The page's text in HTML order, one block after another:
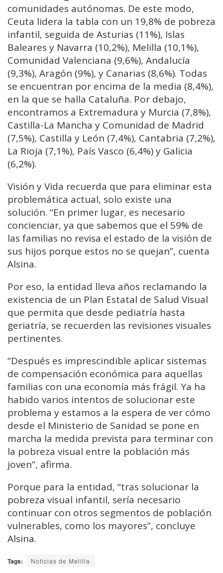
comunidades autónomas. De este modo,
Ceuta lidera la tabla con un 19,8% de pobreza
infantil, seguida de Asturias (11%), Islas
Baleares y Navarra (10,2%), Melilla (10,1%),
Comunidad Valenciana (9,6%), Andalucía
(9,3%), Aragón (9%), y Canarias (8,6%). Todas
se encuentran por encima de la media (8,4%),
en la que se halla Cataluña. Por debajo,
encontramos a Extremadura y Murcia (7,8%),
Castilla-La Mancha y Comunidad de Madrid
(7,5%), Castilla y León (7,4%), Cantabria (7,2%),
La Rioja (7,1%), País Vasco (6,4%) y Galicia
(6,2%).
Visión y Vida recuerda que para eliminar esta
problemática actual, solo existe una
solución. “En primer lugar, es necesario
concienciar, ya que sabemos que el 59% de
las familias no revisa el estado de la visión de
sus hijos porque estos no se quejan”, cuenta
Alsina.
Por eso, la entidad lleva años reclamando la
existencia de un Plan Estatal de Salud Visual
que permita que desde pediatría hasta
geriatría, se recuerden las revisiones visuales
pertinentes.
“Después es imprescindible aplicar sistemas
de compensación económica para aquellas
familias con una economía más frágil. Ya ha
habido varios intentos de solucionar este
problema y estamos a la espera de ver cómo
desde el Ministerio de Sanidad se pone en
marcha la medida prevista para terminar con
la pobreza visual entre la población más
joven”, afirma.
Porque para la entidad, “tras solucionar la
pobreza visual infantil, sería necesario
continuar con otros segmentos de población
vulnerables, como los mayores”, concluye
Alsina.
Tags: Noticias de Melilla